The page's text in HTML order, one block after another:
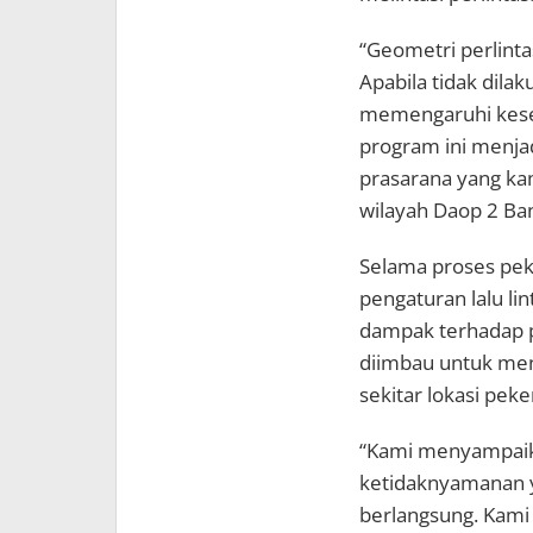
“Geometri
Apabila tidak
memengaruhi
program ini
prasarana yang
wilayah Daop 2
Selama proses
pengaturan lalu
dampak terhadap
diimbau untuk
sekitar lokasi
“Kami
ketidaknyamanan
berlangsung.